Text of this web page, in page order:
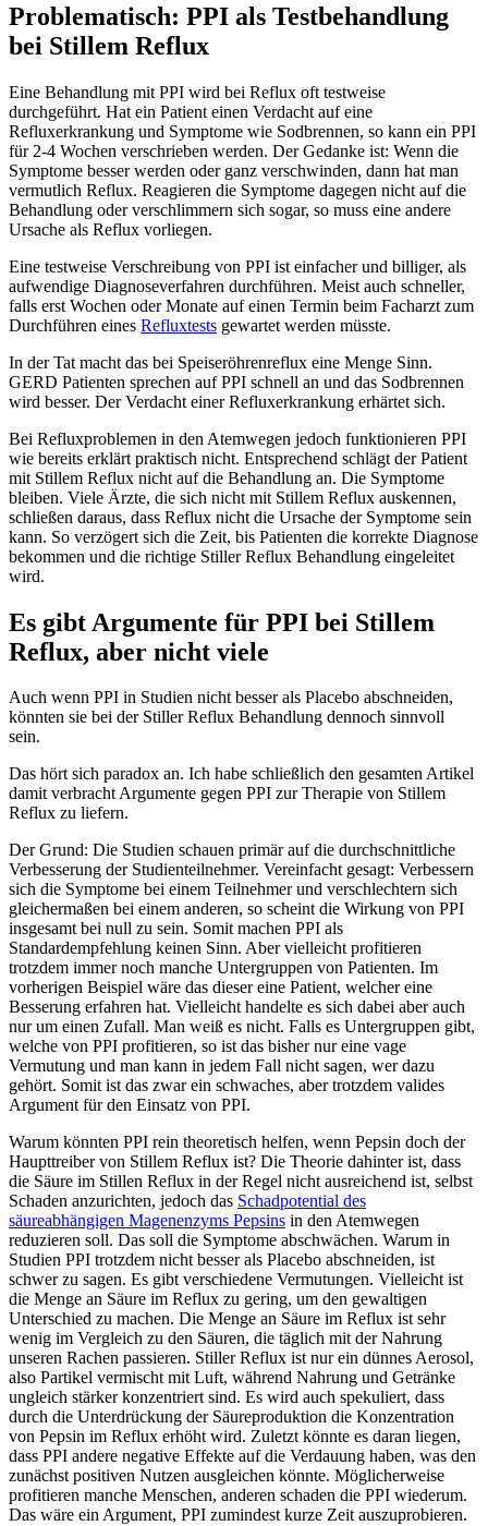
Problematisch: PPI als Testbehandlung
bei Stillem Reflux
Eine Behandlung mit PPI wird bei Reflux oft testweise
durchgeführt. Hat ein Patient einen Verdacht auf eine
Refluxerkrankung und Symptome wie Sodbrennen, so kann ein PPI
für 2-4 Wochen verschrieben werden. Der Gedanke ist: Wenn die
Symptome besser werden oder ganz verschwinden, dann hat man
vermutlich Reflux. Reagieren die Symptome dagegen nicht auf die
Behandlung oder verschlimmern sich sogar, so muss eine andere
Ursache als Reflux vorliegen.
Eine testweise Verschreibung von PPI ist einfacher und billiger, als
aufwendige Diagnoseverfahren durchführen. Meist auch schneller,
falls erst Wochen oder Monate auf einen Termin beim Facharzt zum
Durchführen eines Refluxtests gewartet werden müsste.
In der Tat macht das bei Speiseröhrenreflux eine Menge Sinn.
GERD Patienten sprechen auf PPI schnell an und das Sodbrennen
wird besser. Der Verdacht einer Refluxerkrankung erhärtet sich.
Bei Refluxproblemen in den Atemwegen jedoch funktionieren PPI
wie bereits erklärt praktisch nicht. Entsprechend schlägt der Patient
mit Stillem Reflux nicht auf die Behandlung an. Die Symptome
bleiben. Viele Ärzte, die sich nicht mit Stillem Reflux auskennen,
schließen daraus, dass Reflux nicht die Ursache der Symptome sein
kann. So verzögert sich die Zeit, bis Patienten die korrekte Diagnose
bekommen und die richtige Stiller Reflux Behandlung eingeleitet
wird.
Es gibt Argumente für PPI bei Stillem
Reflux, aber nicht viele
Auch wenn PPI in Studien nicht besser als Placebo abschneiden,
könnten sie bei der Stiller Reflux Behandlung dennoch sinnvoll
sein.
Das hört sich paradox an. Ich habe schließlich den gesamten Artikel
damit verbracht Argumente gegen PPI zur Therapie von Stillem
Reflux zu liefern.
Der Grund: Die Studien schauen primär auf die durchschnittliche
Verbesserung der Studienteilnehmer. Vereinfacht gesagt: Verbessern
sich die Symptome bei einem Teilnehmer und verschlechtern sich
gleichermaßen bei einem anderen, so scheint die Wirkung von PPI
insgesamt bei null zu sein. Somit machen PPI als
Standardempfehlung keinen Sinn. Aber vielleicht profitieren
trotzdem immer noch manche Untergruppen von Patienten. Im
vorherigen Beispiel wäre das dieser eine Patient, welcher eine
Besserung erfahren hat. Vielleicht handelte es sich dabei aber auch
nur um einen Zufall. Man weiß es nicht. Falls es Untergruppen gibt,
welche von PPI profitieren, so ist das bisher nur eine vage
Vermutung und man kann in jedem Fall nicht sagen, wer dazu
gehört. Somit ist das zwar ein schwaches, aber trotzdem valides
Argument für den Einsatz von PPI.
Warum könnten PPI rein theoretisch helfen, wenn Pepsin doch der
Haupttreiber von Stillem Reflux ist? Die Theorie dahinter ist, dass
die Säure im Stillen Reflux in der Regel nicht ausreichend ist, selbst
Schaden anzurichten, jedoch das Schadpotential des
säureabhängigen Magenenzyms Pepsins in den Atemwegen
reduzieren soll. Das soll die Symptome abschwächen. Warum in
Studien PPI trotzdem nicht besser als Placebo abschneiden, ist
schwer zu sagen. Es gibt verschiedene Vermutungen. Vielleicht ist
die Menge an Säure im Reflux zu gering, um den gewaltigen
Unterschied zu machen. Die Menge an Säure im Reflux ist sehr
wenig im Vergleich zu den Säuren, die täglich mit der Nahrung
unseren Rachen passieren. Stiller Reflux ist nur ein dünnes Aerosol,
also Partikel vermischt mit Luft, während Nahrung und Getränke
ungleich stärker konzentriert sind. Es wird auch spekuliert, dass
durch die Unterdrückung der Säureproduktion die Konzentration
von Pepsin im Reflux erhöht wird. Zuletzt könnte es daran liegen,
dass PPI andere negative Effekte auf die Verdauung haben, was den
zunächst positiven Nutzen ausgleichen könnte. Möglicherweise
profitieren manche Menschen, anderen schaden die PPI wiederum.
Das wäre ein Argument, PPI zumindest kurze Zeit auszuprobieren.